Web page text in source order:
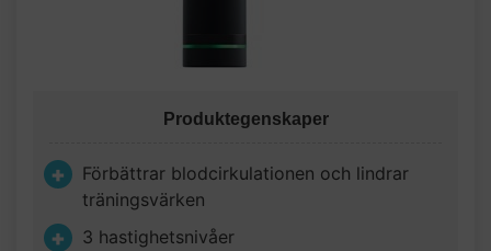
Produktegenskaper
Förbättrar blodcirkulationen och lindrar
träningsvärken
3 hastighetsnivåer